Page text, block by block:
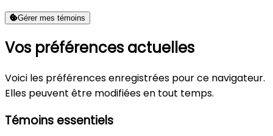
Gérer mes témoins
Vos préférences actuelles
Voici les préférences enregistrées pour ce navigateur.
Elles peuvent être modifiées en tout temps.
Témoins essentiels